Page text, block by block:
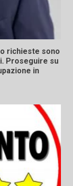
richieste sono
Proseguire su
in